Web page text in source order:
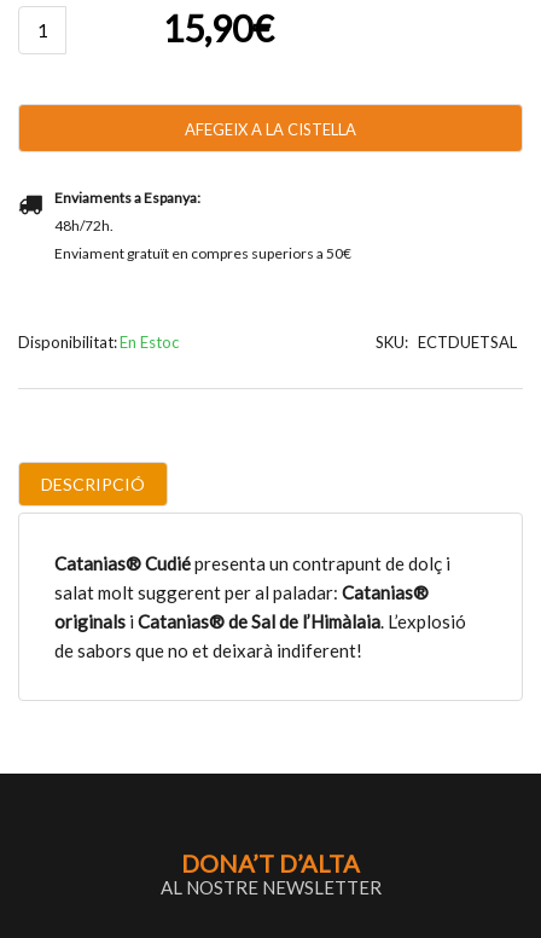
quantitat
Catanias®
-
i
Salt
250g
15,90€
AFEGEIX A LA CISTELLA
Enviaments a Espanya:
48h/72h.
Enviament gratuït en compres superiors a 50€
Disponibilitat:En Estoc SKU: ECTDUETSAL
DESCRIPCIÓ
Catanias® Cudiépresenta un contrapunt de dolç i
salat molt suggerent per al paladar: Catanias®
originals i Catanias® de Sal de l’Himàlaia. L’explosió
de sabors que no et deixarà indiferent!
DONA’T D’ALTA
AL NOSTRE NEWSLETTER